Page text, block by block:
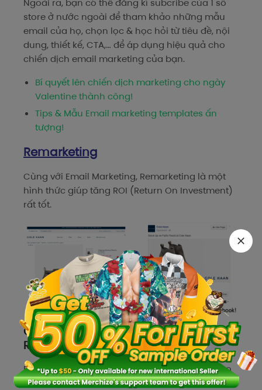
Ngoài ra, bạn có thể đăng kí subcribe của 1 số
store ở nước ngoài để tham khảo những mẫu
email của họ, chọn lọc & học hỏi từ tiêu đề, nội
dung, thiết kế, CTA,… để áp dụng hiệu quả cho
chiến dịch email marketing của bạn.
Bí quyết lên chiến dịch marketing cho ngày
Valentine thành công!
Tips & Mẫu Email marketing templates ấn
tượng!
Remarketing
Cùng với Email Marketing, Remarketing là một
hình thức giúp tăng ROI (Return On Investment)
rất tốt.
Các kênh để thực hiện chiến dịch
Remarketing
Bạn có thểthử các chiến dịch Remarketing cho
cả Google Ads và Facebook Ads để kích thích